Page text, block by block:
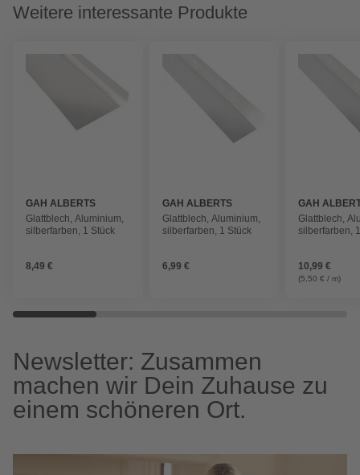
Weitere interessante Produkte
GAH ALBERTS
Glattblech, Aluminium,
silberfarben, 1 Stück
8,49 €
GAH ALBERTS
Glattblech, Aluminium,
silberfarben, 1 Stück
6,99 €
GAH
Glattblech,
silberfarben,
10,99 €
(5,50 € / m)
Newsletter: Zusammen
machen wir Dein Zuhause zu
einem schöneren Ort.